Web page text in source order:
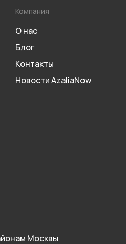
Компания
О нас
Блог
Контакты
Новости AzaliaNow
Москвы